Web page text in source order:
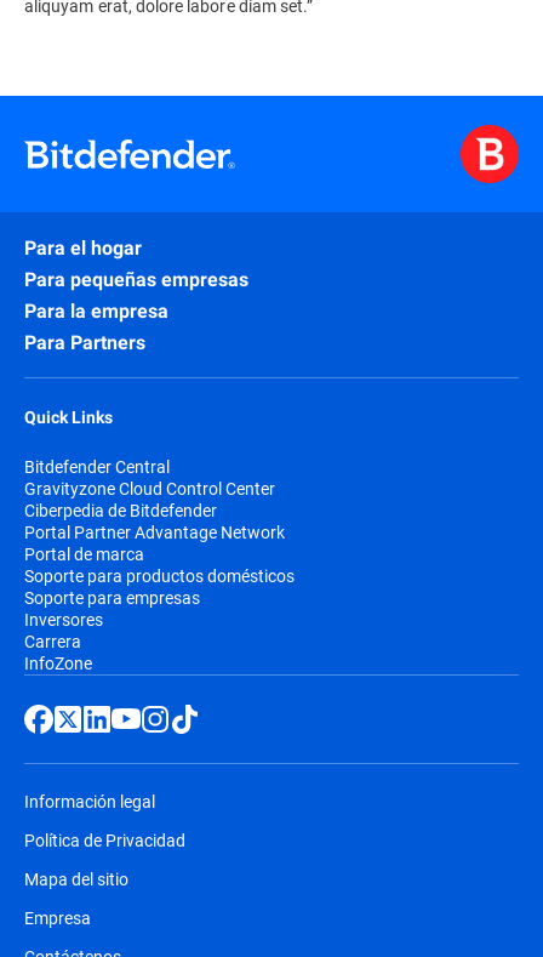
aliquyam erat, dolore labore diam set.”
Para el hogar
Para pequeñas empresas
Para la empresa
Para Partners
Quick Links
Bitdefender Central
Gravityzone Cloud Control Center
Ciberpedia de Bitdefender
Portal Partner Advantage Network
Portal de marca
Soporte para productos domésticos
Soporte para empresas
Inversores
Carrera
InfoZone
Información legal
Política de Privacidad
Mapa del sitio
Empresa